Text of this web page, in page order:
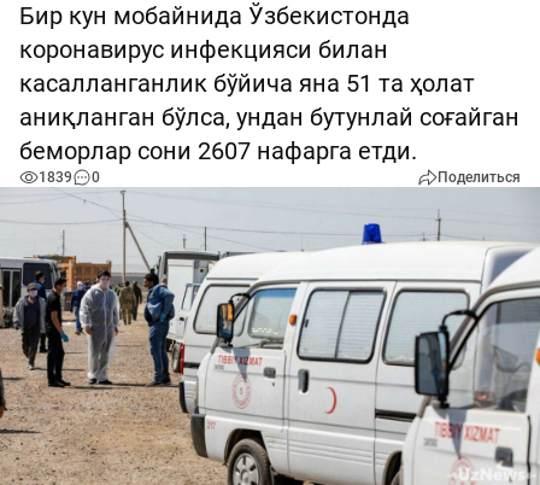
Бир кун мобайнида Ўзбекистонда
коронавирус инфекцияси билан
касалланганлик бўйича яна 51 та ҳолат
аниқланган бўлса, ундан бутунлай соғайган
беморлар сони 2607 нафарга етди.
1839 0 Поделиться